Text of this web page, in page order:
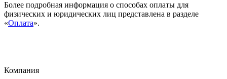
Более подробная информация о способах оплаты для
физических и юридических лиц представлена в разделе
«Оплата».
Компания